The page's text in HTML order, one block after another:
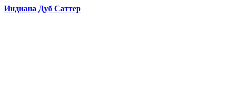
Индиана Дуб Саттер